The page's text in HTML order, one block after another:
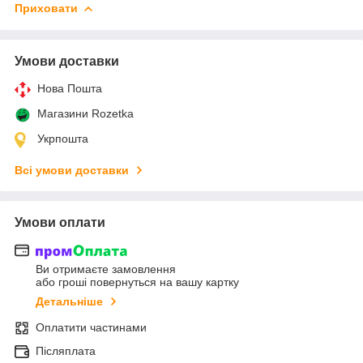
Приховати
Умови доставки
Нова Пошта
Магазини Rozetka
Укрпошта
Всі умови доставки
Умови оплати
Ви отримаєте замовлення
або гроші повернуться на вашу картку
Детальніше
Оплатити частинами
Післяплата